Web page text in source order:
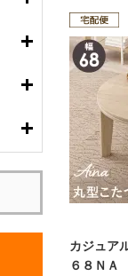
カジュア
６８Ｎ